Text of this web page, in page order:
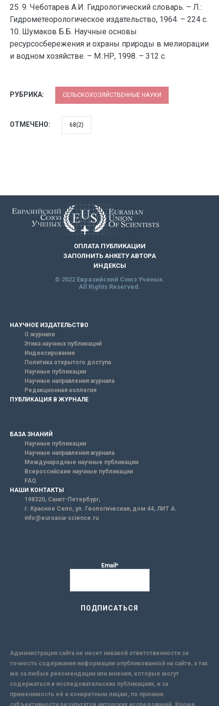
25. 9. Чеботарев А.И. Гидрологический словарь. – Л.:
Гидрометеорологическое издательство, 1964. – 224 с.
10. Шумаков Б.Б. Научные основы
ресурсосбережения и охраны природы в мелиорации
и водном хозяйстве. – М.:НР, 1998. – 312 с.
РУБРИКА: СЕЛЬСКОХОЗЯЙСТВЕННЫЕ НАУКИ
ОТМЕЧЕНО: 68(2)
ОПЛАТА ПУБЛИКАЦИИ
ЗАПОЛНИТЬ АНКЕТУ АВТОРА
ИНДЕКСЫ
© 2022 Евразийский Союз Ученых.
All Rights Reserved.
НАУЧНОЕ ИЗДАТЕЛЬСТВО
О журнале
Этика научных публикаций
Индексирование
Политика открытого доступа
Научные публикации
Научные направления журнала
Редакционная коллегия
ПУБЛИКАЦИЯ В ЖУРНАЛЕ
БАЗА ЗНАНИЙ
Научные публикации
Научные направления журнала
Международные научные публикации
Всероссийские научные публикации
FAQ
НАШИ КОНТАКТЫ
198320, Санкт-Петербург,
г. Красное Село, ул. Геологическая, дом 44, ЛИТ А.
info@euroasia-science.ru
Email*
Администрация сайта не несет никакой ответственности за
точность содержания информации опубликованной на сайте, а так
же за любые рекомендации или мнения, которые могут
содержаться в исследовательских публикациях, и за
применимость её к конкретным лицам, по причине
субъективности результатов авторских исследований. Кроме